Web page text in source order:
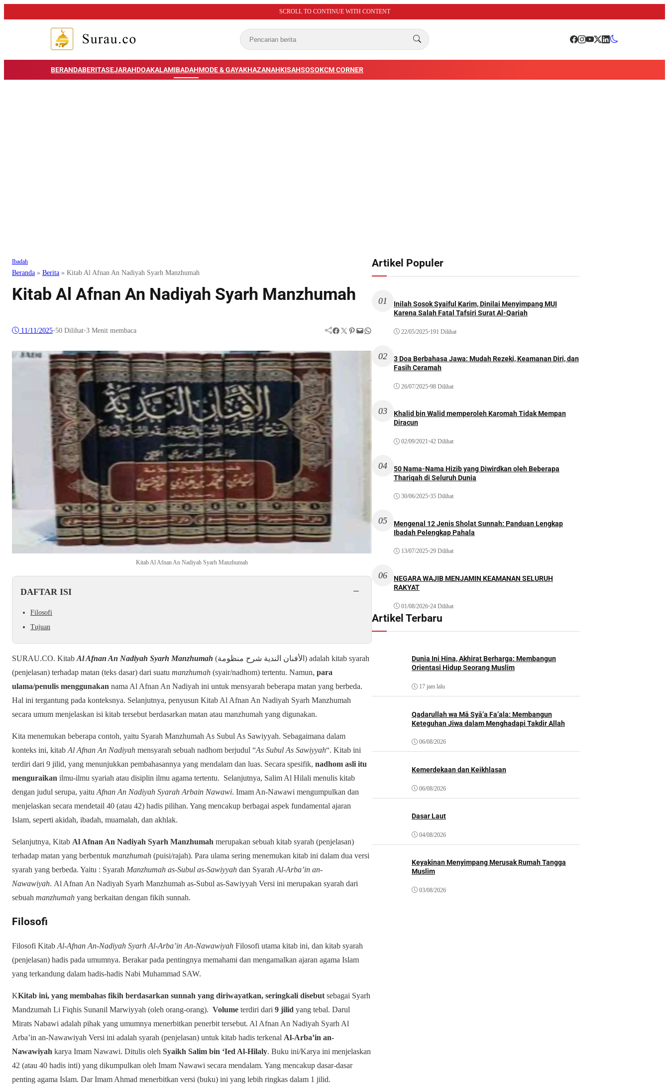
SCROLL TO CONTINUE WITH CONTENT
BERANDABERITASEJARAHDOAKALAMIBADAHMODE & GAYAKHAZANAHKISAHSOSOKCM CORNER
Ibadah
Beranda » Berita » Kitab Al Afnan An Nadiyah Syarh Manzhumah
Kitab Al Afnan An Nadiyah Syarh Manzhumah
11/11/2025•50 Dilihat•3 Menit membaca Facebook Twitter Pinterest Mail WhatsApp
Kitab Al Afnan An Nadiyah Syarh Manzhumah
DAFTAR ISI −
Filosofi
Tujuan
SURAU.CO. Kitab Al Afnan An Nadiyah Syarh Manzhumah (الأفنان الندية شرح منظومة) adalah kitab syarah
(penjelasan) terhadap matan (teks dasar) dari suatu manzhumah (syair/nadhom) tertentu. Namun, para
ulama/penulis menggunakan nama Al Afnan An Nadiyah ini untuk mensyarah beberapa matan yang berbeda.
Hal ini tergantung pada konteksnya. Selanjutnya, penyusun Kitab Al Afnan An Nadiyah Syarh Manzhumah
secara umum menjelaskan isi kitab tersebut berdasarkan matan atau manzhumah yang digunakan.
Kita menemukan beberapa contoh, yaitu Syarah Manzhumah As Subul As Sawiyyah. Sebagaimana dalam
konteks ini, kitab Al Afnan An Nadiyah mensyarah sebuah nadhom berjudul “As Subul As Sawiyyah“. Kitab ini
terdiri dari 9 jilid, yang menunjukkan pembahasannya yang mendalam dan luas. Secara spesifik, nadhom asli itu
menguraikan ilmu-ilmu syariah atau disiplin ilmu agama tertentu. Selanjutnya, Salim Al Hilali menulis kitab
dengan judul serupa, yaitu Afnan An Nadiyah Syarah Arbain Nawawi. Imam An-Nawawi mengumpulkan dan
menjelaskan secara mendetail 40 (atau 42) hadis pilihan. Yang mencakup berbagai aspek fundamental ajaran
Islam, seperti akidah, ibadah, muamalah, dan akhlak.
Selanjutnya, Kitab Al Afnan An Nadiyah Syarh Manzhumah merupakan sebuah kitab syarah (penjelasan)
terhadap matan yang berbentuk manzhumah (puisi/rajah). Para ulama sering menemukan kitab ini dalam dua versi
syarah yang berbeda. Yaitu : Syarah Manzhumah as-Subul as-Sawiyyah dan Syarah Al-Arba’in an-
Nawawiyah. Al Afnan An Nadiyah Syarh Manzhumah as-Subul as-Sawiyyah Versi ini merupakan syarah dari
sebuah manzhumah yang berkaitan dengan fikih sunnah.
Filosofi
Filosofi Kitab Al-Afnan An-Nadiyah Syarh Al-Arba’in An-Nawawiyah Filosofi utama kitab ini, dan kitab syarah
(penjelasan) hadis pada umumnya. Berakar pada pentingnya memahami dan mengamalkan ajaran agama Islam
yang terkandung dalam hadis-hadis Nabi Muhammad SAW.
KKitab ini, yang membahas fikih berdasarkan sunnah yang diriwayatkan, seringkali disebut sebagai Syarh
Mandzumah Li Fiqhis Sunanil Marwiyyah (oleh orang-orang). Volume terdiri dari 9 jilid yang tebal. Darul
Mirats Nabawi adalah pihak yang umumnya menerbitkan penerbit tersebut. Al Afnan An Nadiyah Syarh Al
Arba’in an-Nawawiyah Versi ini adalah syarah (penjelasan) untuk kitab hadis terkenal Al-Arba’in an-
Nawawiyah karya Imam Nawawi. Ditulis oleh Syaikh Salim bin ‘Ied Al-Hilaly. Buku ini/Karya ini menjelaskan
42 (atau 40 hadis inti) yang dikumpulkan oleh Imam Nawawi secara mendalam. Yang mencakup dasar-dasar
penting agama Islam. Dar Imam Ahmad menerbitkan versi (buku) ini yang lebih ringkas dalam 1 jilid.
Artikel Populer
01
Inilah Sosok Syaiful Karim, Dinilai Menyimpang MUI
Karena Salah Fatal Tafsiri Surat Al-Qariah
22/05/2025•191 Dilihat
02
3 Doa Berbahasa Jawa: Mudah Rezeki, Keamanan Diri, dan
Fasih Ceramah
26/07/2025•98 Dilihat
03
Khalid bin Walid memperoleh Karomah Tidak Mempan
Diracun
02/09/2021•42 Dilihat
04
50 Nama-Nama Hizib yang Diwirdkan oleh Beberapa
Thariqah di Seluruh Dunia
30/06/2025•35 Dilihat
05
Mengenal 12 Jenis Sholat Sunnah: Panduan Lengkap
Ibadah Pelengkap Pahala
13/07/2025•29 Dilihat
06
NEGARA WAJIB MENJAMIN KEAMANAN SELURUH
RAKYAT
01/08/2026•24 Dilihat
Artikel Terbaru
Dunia Ini Hina, Akhirat Berharga: Membangun
Orientasi Hidup Seorang Muslim
17 jam lalu
Qadarullah wa Mā Syā’a Fa’ala: Membangun
Keteguhan Jiwa dalam Menghadapi Takdir Allah
06/08/2026
Kemerdekaan dan Keikhlasan
06/08/2026
Dasar Laut
04/08/2026
Keyakinan Menyimpang Merusak Rumah Tangga
Muslim
03/08/2026